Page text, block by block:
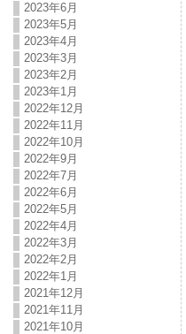
2023年6月
2023年5月
2023年4月
2023年3月
2023年2月
2023年1月
2022年12月
2022年11月
2022年10月
2022年9月
2022年7月
2022年6月
2022年5月
2022年4月
2022年3月
2022年2月
2022年1月
2021年12月
2021年11月
2021年10月